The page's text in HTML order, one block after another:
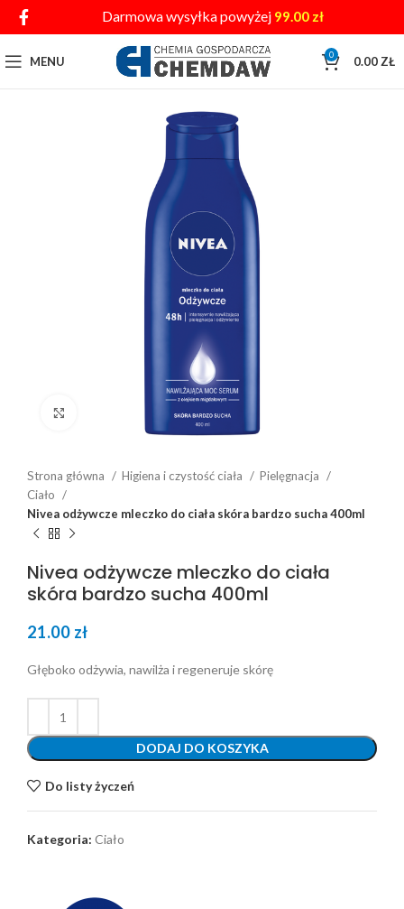
Darmowa wysyłka powyżej 99.00 zł
MENU 0 0.00 ZŁ
Strona główna Higiena i czystość ciała
Pielęgnacja
Ciało
Nivea odżywcze mleczko do ciała skóra bardzo sucha 400ml
Nivea odżywcze mleczko do ciała
skóra bardzo sucha 400ml
21.00 zł
Głęboko odżywia, nawilża i regeneruje skórę
DODAJ DO KOSZYKA
Do listy życzeń
Kategoria: Ciało